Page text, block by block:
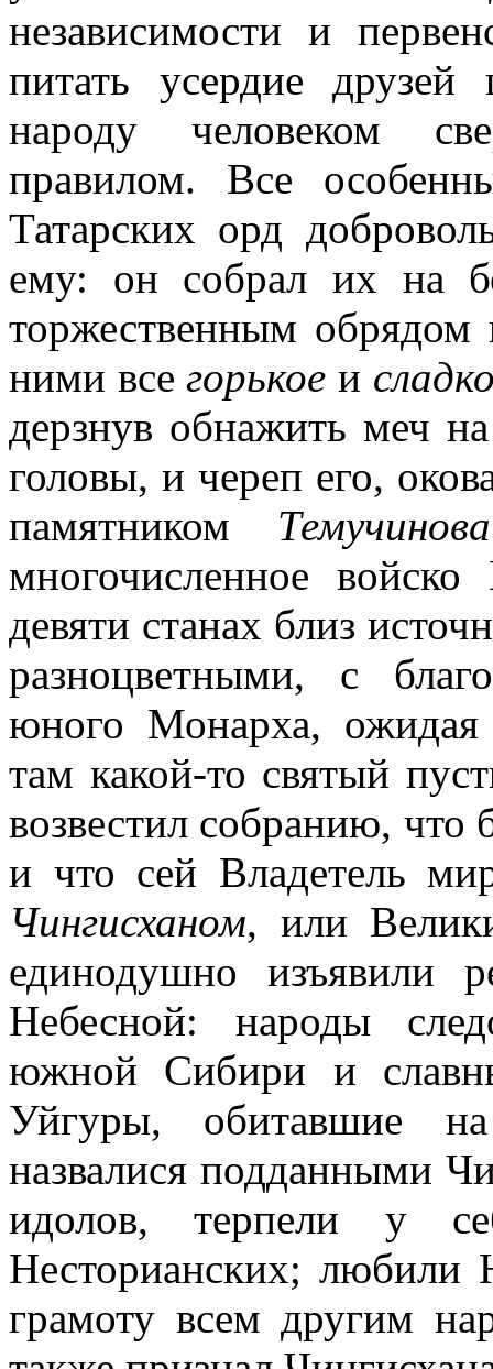
независимости и
питать усердие друзей
народу человеком
правилом. Все
Татарских орд
ему: он собрал их на
торжественным обрядом
ними всегорькое и
дерзнув обнажить меч
головы, и череп его,
памятником
многочисленное
девяти станах близ
разноцветными, с
юного Монарха, ожидая
там какой-то святый
возвестил собранию,
и что сей Владетель
Чингисханом, или
единодушно изъявили
Небесной: народы
южной Сибири и
Уйгуры, обитавшие
назвалися подданными
идолов, терпели у
Несторианских; любили
грамоту всем другим